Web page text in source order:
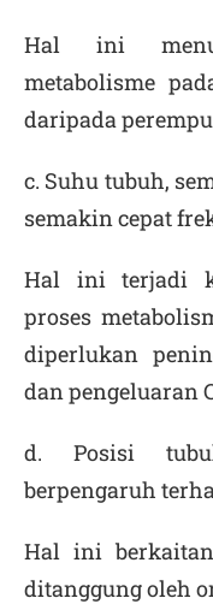
Hal ini
metabolisme
daripada
c. Suhu tubuh,
semakin cepat
Hal ini terjadi
proses
diperlukan
dan pengeluaran
d. Posisi
berpengaruh
Hal ini
ditanggung oleh